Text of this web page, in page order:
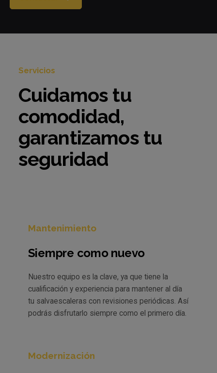
Servicios
Cuidamos tu
comodidad,
garantizamos tu
seguridad
Mantenimiento
Siempre como nuevo
Nuestro equipo es la clave, ya que tiene la
cualificación y experiencia para mantener al día
tu salvaescaleras con revisiones periódicas. Así
podrás disfrutarlo siempre como el primero día.
Modernización